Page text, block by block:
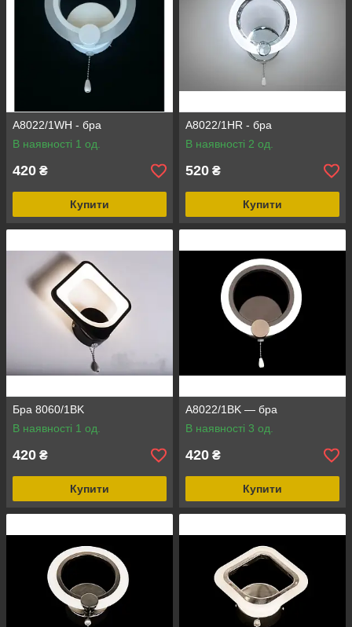
A8022/1WH - бра
В наявності 1 од.
420 ₴
Купити
A8022/1HR - бра
В наявності 2 од.
520 ₴
Купити
Бра 8060/1BK
В наявності 1 од.
420 ₴
Купити
A8022/1BK — бра
В наявності 3 од.
420 ₴
Купити